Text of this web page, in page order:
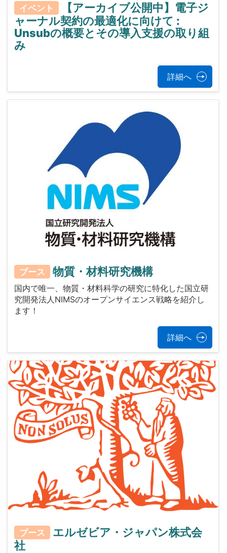
イベント
【アーカイブ公開中】電子ジ
ャーナル契約の最適化に向けて :
Unsubの概要とその導入支援の取り組
み
詳細へ
ブース 物質・材料研究機構
国内で唯一、物質・材料科学の研究に特化した国立研
究開発法人NIMSのオープンサイエンス戦略を紹介し
ます！
詳細へ
ブース
エルゼビア・ジャパン株式会
社